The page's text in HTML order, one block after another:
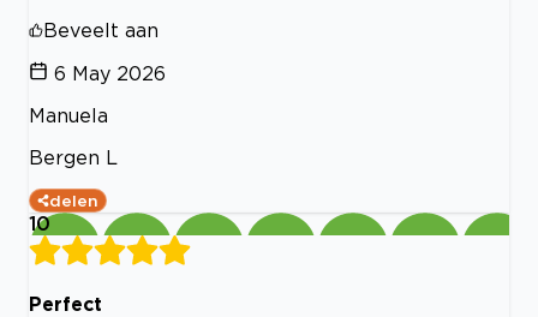
Beveelt aan
6 May 2026
Manuela
Bergen L
delen
10
Perfect